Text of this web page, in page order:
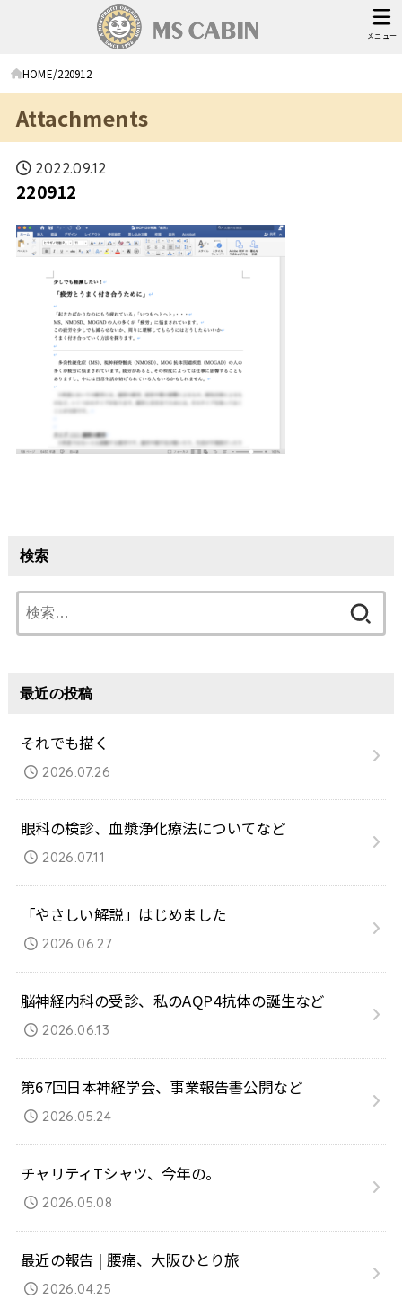
メニュー
HOME 220912
Attachments
2022.09.12
220912
検索
索:
最近の投稿
それでも描く
2026.07.26
眼科の検診、血漿浄化療法についてなど
2026.07.11
「やさしい解説」はじめました
2026.06.27
脳神経内科の受診、私のAQP4抗体の誕生など
2026.06.13
第67回日本神経学会、事業報告書公開など
2026.05.24
チャリティTシャツ、今年の。
2026.05.08
最近の報告 | 腰痛、大阪ひとり旅
2026.04.25